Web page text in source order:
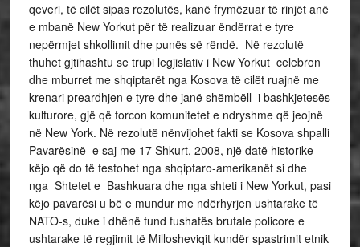
qeveri, të cilët sipas rezolutës, kanë frymëzuar të rinjët anë
e mbanë New Yorkut për të realizuar ëndërrat e tyre
nepërmjet shkollimit dhe punës së rëndë. Në rezolutë
thuhet gjtihashtu se trupi legjislativ i New Yorkut celebron
dhe mburret me shqiptarët nga Kosova të cilët ruajnë me
krenari preardhjen e tyre dhe janë shëmbëll i bashkjetesës
kulturore, gjë që forcon komunitetet e ndryshme që jeojnë
në New York. Në rezolutë nënvijohet fakti se Kosova shpalli
Pavarësinë e saj me 17 Shkurt, 2008, një datë historike
këjo që do të festohet nga shqiptaro-amerikanët si dhe
nga Shtetet e Bashkuara dhe nga shteti i New Yorkut, pasi
këjo pavarësi u bë e mundur me ndërhyrjen ushtarake të
NATO-s, duke i dhënë fund fushatës brutale policore e
ushtarake të regjimit të Millosheviqit kundër spastrimit etnik